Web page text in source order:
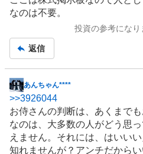
示
板
なのは不要。
投資の参考になり
返信
掲
示
板
記
事
あんちゃん****
>>3926044
お侍さんの判断は、あくまで
なのは、大多数の人がどう思
えません。それには、はいい
知れませんが？アンチだから